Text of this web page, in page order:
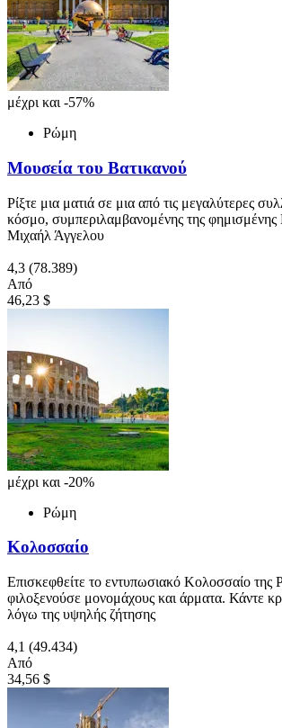
μέχρι και -57%
Ρώμη
Μουσεία του Βατικανού
Ρίξτε μια ματιά σε μια από τις μεγαλύτερες
κόσμο, συμπεριλαμβανομένης της φημισμένης
Μιχαήλ Άγγελου
4,3 (78.389)
Από
46,23 $
μέχρι και -20%
Ρώμη
Κολοσσαίο
Επισκεφθείτε το εντυπωσιακό Κολοσσαίο της
φιλοξενούσε μονομάχους και άρματα. Κάντε
λόγω της υψηλής ζήτησης
4,1 (49.434)
Από
34,56 $